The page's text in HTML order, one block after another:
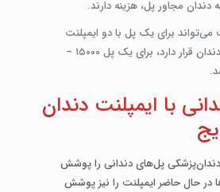
دندان مجاور پل، هزینه دارند.
برای یک پل با دو ایمپلنت
دندان که بین سه یا چهار دندان قرار دارد، برای یک پل ۱۵۰۰۰ –
با ایمپلنت دندان
پل‌های دندانی را پوشش
در حال حاضر ایمپلنت را نیز پوشش